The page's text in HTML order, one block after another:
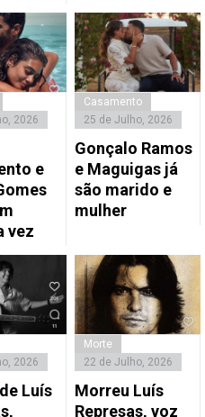
2026
e
vez
Casamento
25 de Julho, 2026
Gonçalo Ramos
e Maguigas já
são marido e
mulher
2026
Luís
Morte
22 de Julho, 2026
Morreu Luís
Represas, voz